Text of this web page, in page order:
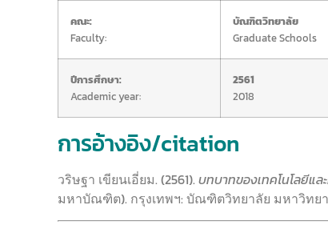
คณะ:
Faculty:
บัณฑิตวิทยาลัย
Graduate Schools
ปีการศึกษา:
Academic year:
2561
2018
การอ้างอิง/citation
วริษฐา เขียนเอี่ยม. (2561). บทบาทของเทคโนโลยีแล
มหาบัณฑิต). กรุงเทพฯ: บัณฑิตวิทยาลัย มหาวิทย